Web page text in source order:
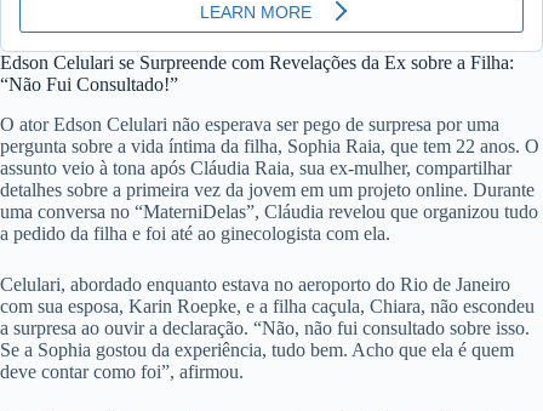
Edson Celulari se Surpreende com Revelações da Ex sobre a Filha:
“Não Fui Consultado!”
O ator Edson Celulari não esperava ser pego de surpresa por uma
pergunta sobre a vida íntima da filha, Sophia Raia, que tem 22 anos. O
assunto veio à tona após Cláudia Raia, sua ex-mulher, compartilhar
detalhes sobre a primeira vez da jovem em um projeto online. Durante
uma conversa no “MaterniDelas”, Cláudia revelou que organizou tudo
a pedido da filha e foi até ao ginecologista com ela.
Celulari, abordado enquanto estava no aeroporto do Rio de Janeiro
com sua esposa, Karin Roepke, e a filha caçula, Chiara, não escondeu
a surpresa ao ouvir a declaração. “Não, não fui consultado sobre isso.
Se a Sophia gostou da experiência, tudo bem. Acho que ela é quem
deve contar como foi”, afirmou.